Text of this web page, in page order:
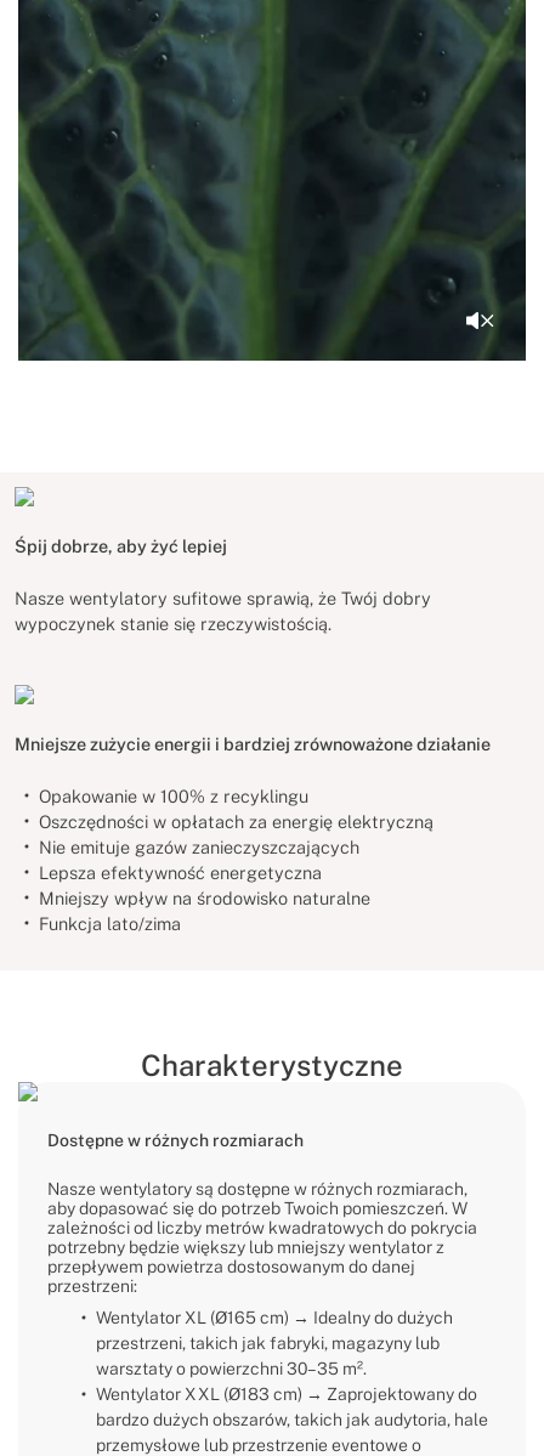
Śpij dobrze, aby żyć lepiej
Nasze wentylatory sufitowe sprawią, że Twój dobry
wypoczynek stanie się rzeczywistością.
Mniejsze zużycie energii i bardziej zrównoważone działanie
Opakowanie w 100% z recyklingu
Oszczędności w opłatach za energię elektryczną
Nie emituje gazów zanieczyszczających
Lepsza efektywność energetyczna
Mniejszy wpływ na środowisko naturalne
Funkcja lato/zima
Charakterystyczne
Dostępne w różnych rozmiarach
Nasze wentylatory są dostępne w różnych rozmiarach,
aby dopasować się do potrzeb Twoich pomieszczeń. W
zależności od liczby metrów kwadratowych do pokrycia
potrzebny będzie większy lub mniejszy wentylator z
przepływem powietrza dostosowanym do danej
przestrzeni:
Wentylator XL (Ø165 cm) → Idealny do dużych
przestrzeni, takich jak fabryki, magazyny lub
warsztaty o powierzchni 30–35 m².
Wentylator XXL (Ø183 cm) → Zaprojektowany do
bardzo dużych obszarów, takich jak audytoria, hale
przemysłowe lub przestrzenie eventowe o